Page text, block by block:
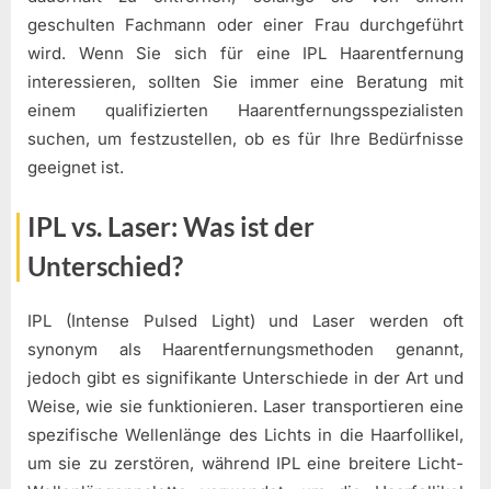
geschulten Fachmann oder einer Frau durchgeführt
wird. Wenn Sie sich für eine IPL Haarentfernung
interessieren, sollten Sie immer eine Beratung mit
einem qualifizierten Haarentfernungsspezialisten
suchen, um festzustellen, ob es für Ihre Bedürfnisse
geeignet ist.
IPL vs. Laser: Was ist der
Unterschied?
IPL (Intense Pulsed Light) und Laser werden oft
synonym als Haarentfernungsmethoden genannt,
jedoch gibt es signifikante Unterschiede in der Art und
Weise, wie sie funktionieren. Laser transportieren eine
spezifische Wellenlänge des Lichts in die Haarfollikel,
um sie zu zerstören, während IPL eine breitere Licht-